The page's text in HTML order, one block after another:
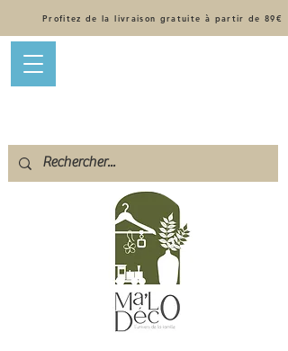
Profitez de la livraison gratuite à partir de 89€